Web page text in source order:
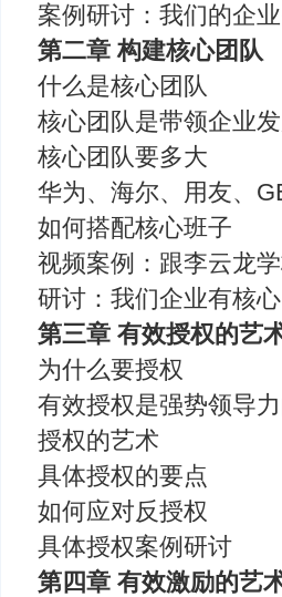
案例研讨：我们的企
第二章 构建核心团队
什么是核心团队
核心团队是带领企业
核心团队要多大
华为、海尔、用友、
如何搭配核心班子
视频案例：跟李云龙
研讨：我们企业有核
第三章 有效授权的艺
为什么要授权
有效授权是强势领导
授权的艺术
具体授权的要点
如何应对反授权
具体授权案例研讨
第四章 有效激励的艺